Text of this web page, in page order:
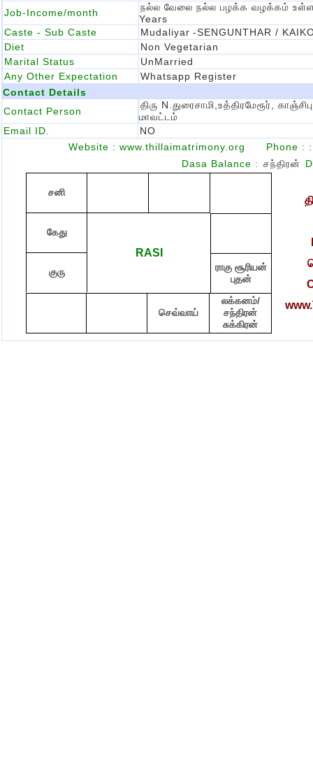
Job-Income/month
நல்ல வேலை நல்ல பழக்க வழக்கம்
Years
Caste - Sub Caste
Mudaliyar -SENGUNTHAR /
Diet
Non Vegetarian
Marital Status
UnMarried
Any Other Expectation
Whatsapp Register
Contact Details
Contact Person
திரு N.துரைசாமி,உத்திரமேரூர்,
மாவட்டம்
Email ID.
NO
Website : www.thillaimatrimony.org Phone :
Dasa Balance : சந்திரன்
சனி
கேது
குரு
RASI
ராகு சூரியன்
புதன்
செவ்வாய்
லக்கனம்/
சந்திரன்
சுக்கிரன்